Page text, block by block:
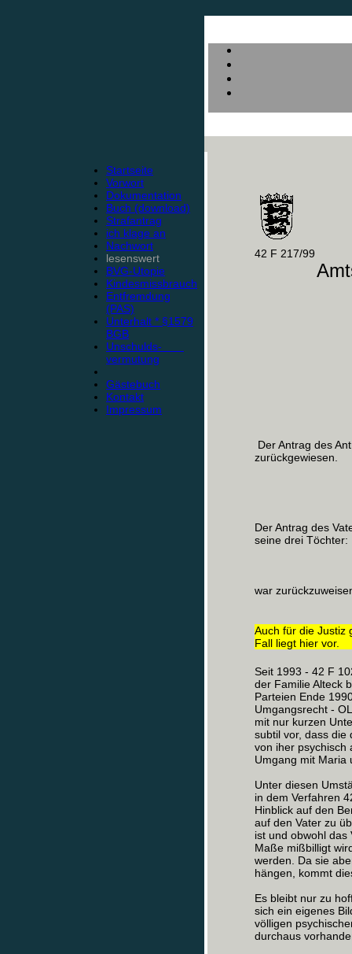
Startseite
Vorwort
Dokumentation
Buch (download)
Strafantrag
ich klage an
Nachwort
lesenswert
BVG-Utopie
Kindesmissbrauch
Entfremdung
(PAS)
Unterhalt * §1579
BGB
Unschulds-
vermutung
Gästebuch
Kontakt
Impressum
42 F 217/99
Der Antrag des
zurückgewiesen.
Der Antrag des
seine drei Töchter:
war
Auch für die Justiz
Fall liegt hier vor.
Seit 1993 - 42 F
der Familie Alteck
Parteien Ende
Umgangsrecht -
mit nur kurzen
subtil vor, dass die
von iher psychisch
Umgang mit Maria
Unter diesen
in dem Verfahren
Hinblick auf den
auf den Vater zu
ist und obwohl
Maße mißbilligt
werden. Da sie
hängen, kommt
Es bleibt nur zu
sich ein eigenes
völligen
durchaus